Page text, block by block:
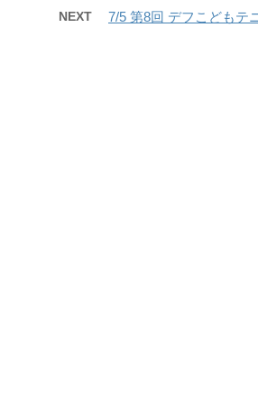
NEXT 7/5 第8回 デフこどもテ